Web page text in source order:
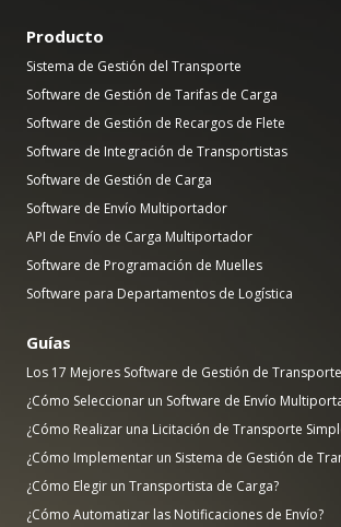
Producto
Sistema de Gestión del Transporte
Software de Gestión de Tarifas de Carga
Software de Gestión de Recargos de Flete
Software de Integración de Transportistas
Software de Gestión de Carga
Software de Envío Multiportador
API de Envío de Carga Multiportador
Software de Programación de Muelles
Software para Departamentos de Logística
Guías
Los 17 Mejores Software de Gestión de
¿Cómo Seleccionar un Software de Envío
¿Cómo Realizar una Licitación de Transporte
¿Cómo Implementar un Sistema de Gestión de
¿Cómo Elegir un Transportista de Carga?
¿Cómo Automatizar las Notificaciones de Envío?